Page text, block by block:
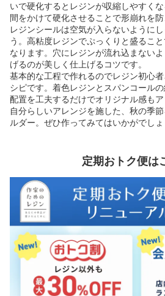
いで硬化するとレジンが収縮しやすく
間をかけて硬化させることで形崩れを防
レジンシールは空気が入らないように
う。高粘度レジンでぷっくりと盛るこ
なります。穴にレジンが流れ込まない
げるのが美しく仕上げるコツです。
基本的な工程で作れるのでレジン初心
シピです。着色レジンとスパンコール
配置を工夫するだけでオリジナル感もア
自分らしいアレンジを施した、秋の季
ルダー。ぜひ作ってみてはいかがでしょ
定期おトク便は